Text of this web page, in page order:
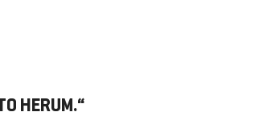
HERUM.“